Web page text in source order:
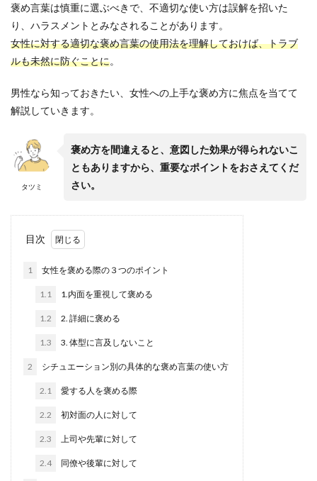
褒め言葉は慎重に選ぶべきで、不適切な使い方は誤解を招いた
り、ハラスメントとみなされることがあります。
女性に対する適切な褒め言葉の使用法を理解しておけば、トラブ
ルも未然に防ぐことに。
男性なら知っておきたい、女性への上手な褒め方に焦点を当てて
解説していきます。
タツミ
褒め方を間違えると、意図した効果が得られないこ
ともありますから、重要なポイントをおさえてくだ
さい。
目次
1 女性を褒める際の３つのポイント
1.1 1.内面を重視して褒める
1.2 2. 詳細に褒める
1.3 3. 体型に言及しないこと
2 シチュエーション別の具体的な褒め言葉の使い方
2.1 愛する人を褒める際
2.2 初対面の人に対して
2.3 上司や先輩に対して
2.4 同僚や後輩に対して